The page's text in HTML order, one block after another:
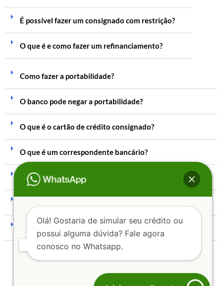
É possível fazer um consignado com restrição?
O que é e como fazer um refinanciamento?
Como fazer a portabilidade?
O banco pode negar a portabilidade?
O que é o cartão de crédito consignado?
O que é um correspondente bancário?
Eu preciso ser correntista do banco?
É possível fazer mais de um consignado?
Olá! Gostaria de simular seu crédito ou
possui alguma dúvida? Fale agora
conosco no Whatsapp.